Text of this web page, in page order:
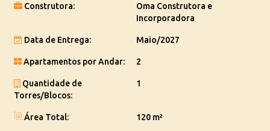
Construtora:
Oma Construtora e
Incorporadora
Data de Entrega: Maio/2027
Apartamentos por Andar: 2
Quantidade de
Torres/Blocos:
1
Área Total: 120 m²